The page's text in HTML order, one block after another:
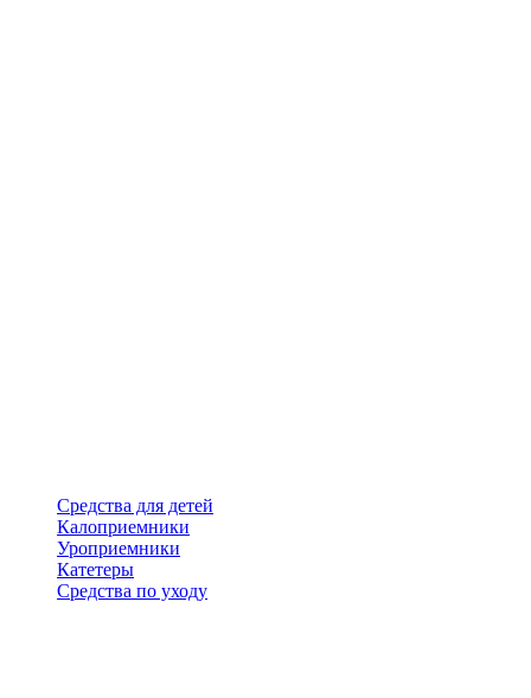
Средства для детей
Калоприемники
Уроприемники
Катетеры
Средства по уходу